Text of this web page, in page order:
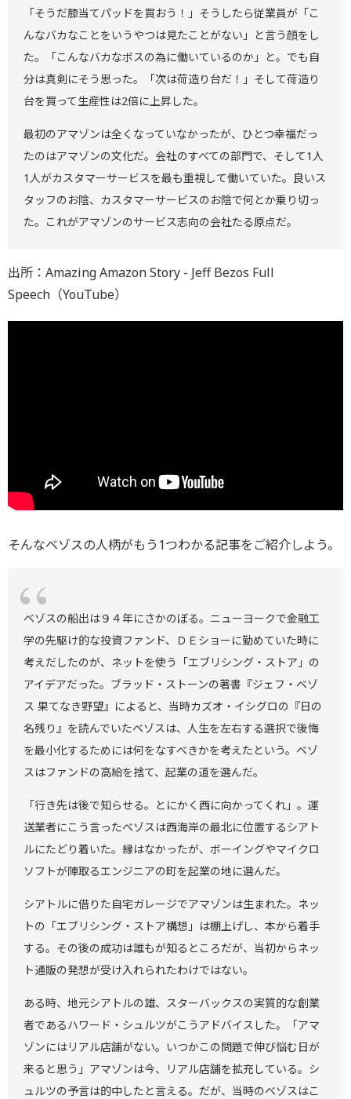
「そうだ膝当てパッドを買おう！」そうしたら従業員が「こ
んなバカなことをいうやつは見たことがない」と言う顔をし
た。「こんなバカなボスの為に働いているのか」と。でも自
分は真剣にそう思った。「次は荷造り台だ！」そして荷造り
台を買って生産性は2倍に上昇した。
最初のアマゾンは全くなっていなかったが、ひとつ幸福だっ
たのはアマゾンの文化だ。会社のすべての部門で、そして1人
1人がカスタマーサービスを最も重視して働いていた。良いス
タッフのお陰、カスタマーサービスのお陰で何とか乗り切っ
た。これがアマゾンのサービス志向の会社たる原点だ。
出所：Amazing Amazon Story - Jeff Bezos Full
Speech（YouTube）
そんなベゾスの人柄がもう1つわかる記事をご紹介しよう。
ベゾスの船出は９４年にさかのぼる。ニューヨークで金融工
学の先駆け的な投資ファンド、ＤＥショーに勤めていた時に
考えだしたのが、ネットを使う「エブリシング・ストア」の
アイデアだった。ブラッド・ストーンの著書『ジェフ・ベゾ
ス 果てなき野望』によると、当時カズオ・イシグロの『日の
名残り』を読んでいたベゾスは、人生を左右する選択で後悔
を最小化するためには何をなすべきかを考えたという。ベゾ
スはファンドの高給を捨て、起業の道を選んだ。
「行き先は後で知らせる。とにかく西に向かってくれ」。運
送業者にこう言ったベゾスは西海岸の最北に位置するシアト
ルにたどり着いた。縁はなかったが、ボーイングやマイクロ
ソフトが陣取るエンジニアの町を起業の地に選んだ。
シアトルに借りた自宅ガレージでアマゾンは生まれた。ネッ
トの「エブリシング・ストア構想」は棚上げし、本から着手
する。その後の成功は誰もが知るところだが、当初からネッ
ト通販の発想が受け入れられたわけではない。
ある時、地元シアトルの雄、スターバックスの実質的な創業
者であるハワード・シュルツがこうアドバイスした。「アマ
ゾンにはリアル店舗がない。いつかこの問題で伸び悩む日が
来ると思う」アマゾンは今、リアル店舗を拡充している。シ
ュルツの予言は的中したと言える。だが、当時のベゾスはこ